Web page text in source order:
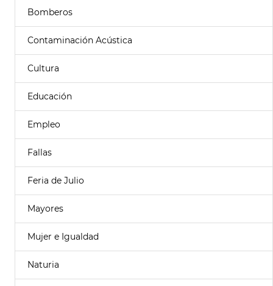
Bomberos
Contaminación Acústica
Cultura
Educación
Empleo
Fallas
Feria de Julio
Mayores
Mujer e Igualdad
Naturia